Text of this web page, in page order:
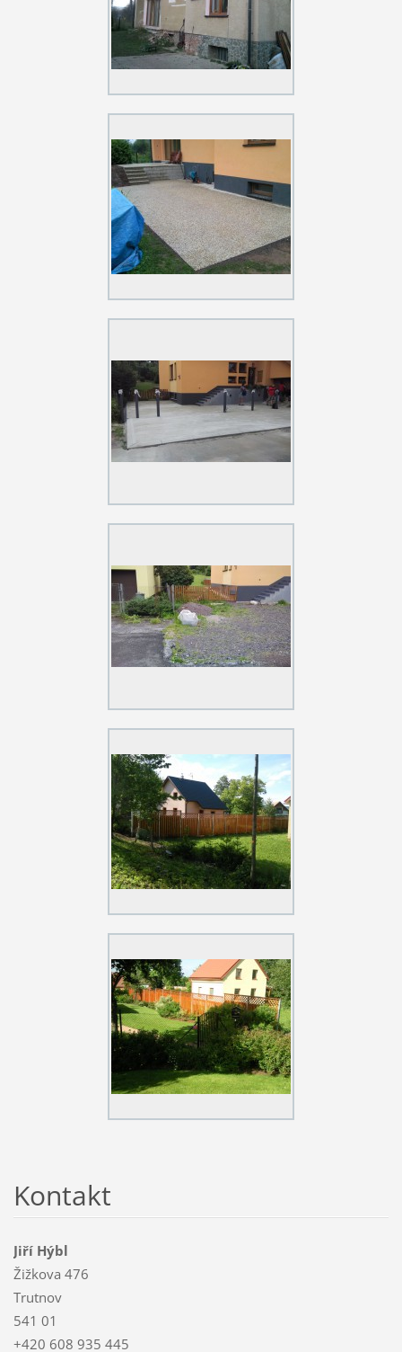
Kontakt
Jiří Hýbl
Žižkova 476
Trutnov
541 01
+420 608 935 445